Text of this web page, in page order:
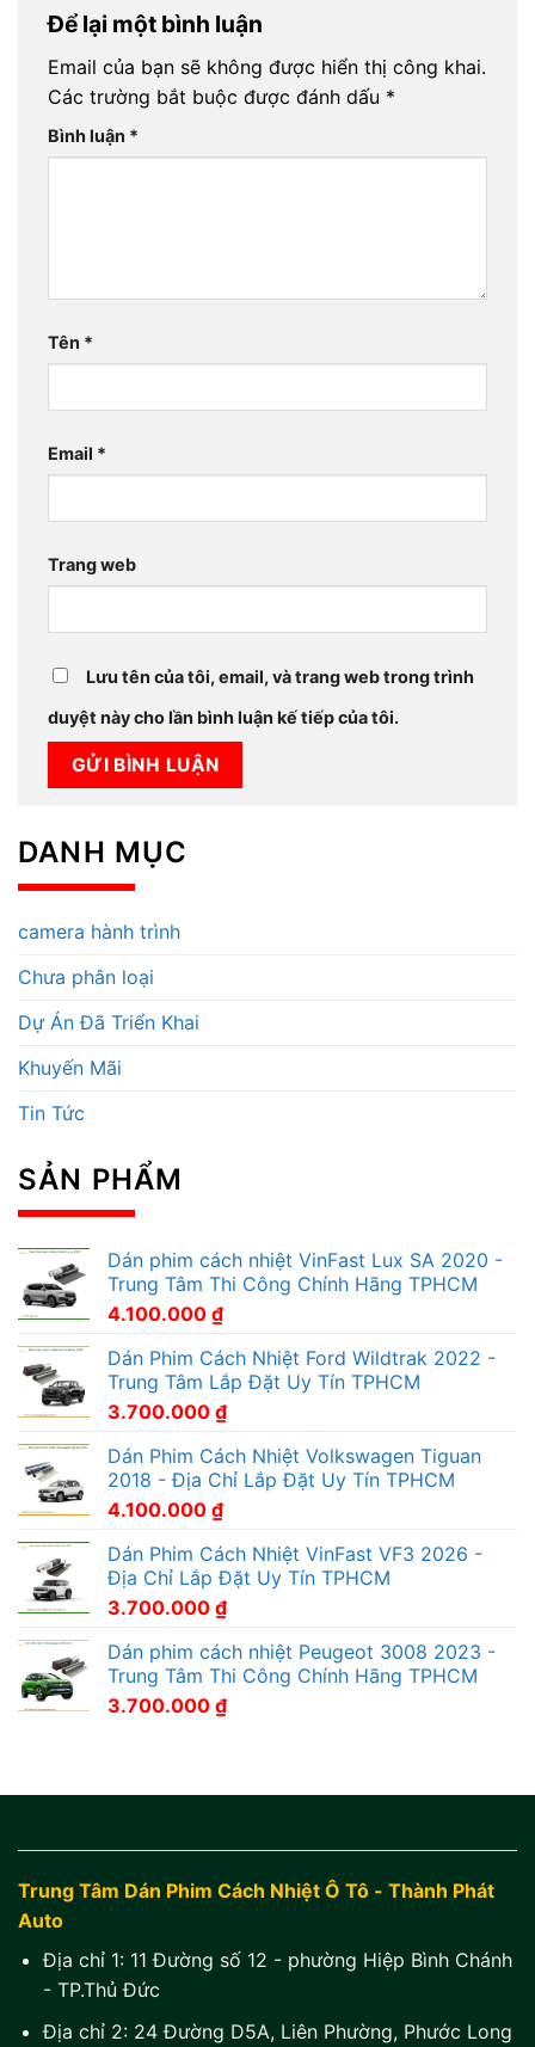
Để lại một bình luận
Email của bạn sẽ không được hiển thị công khai.
Các trường bắt buộc được đánh dấu *
Bình luận *
Tên *
Email *
Trang web
Lưu tên của tôi, email, và trang web trong trình
duyệt này cho lần bình luận kế tiếp của tôi.
DANH MỤC
camera hành trình
Chưa phân loại
Dự Án Đã Triển Khai
Khuyến Mãi
Tin Tức
SẢN PHẨM
Dán phim cách nhiệt VinFast Lux SA 2020 -
Trung Tâm Thi Công Chính Hãng TPHCM
4.100.000 ₫
Dán Phim Cách Nhiệt Ford Wildtrak 2022 -
Trung Tâm Lắp Đặt Uy Tín TPHCM
3.700.000 ₫
Dán Phim Cách Nhiệt Volkswagen Tiguan
2018 - Địa Chỉ Lắp Đặt Uy Tín TPHCM
4.100.000 ₫
Dán Phim Cách Nhiệt VinFast VF3 2026 -
Địa Chỉ Lắp Đặt Uy Tín TPHCM
3.700.000 ₫
Dán phim cách nhiệt Peugeot 3008 2023 -
Trung Tâm Thi Công Chính Hãng TPHCM
3.700.000 ₫
Trung Tâm Dán Phim Cách Nhiệt Ô Tô - Thành Phát
Auto
Địa chỉ 1: 11 Đường số 12 - phường Hiệp Bình Chánh
- TP.Thủ Đức
Địa chỉ 2: 24 Đường D5A, Liên Phường, Phước Long